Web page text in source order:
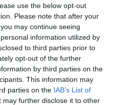
use the below opt-out
Please note that after your
may continue seeing
information utilized by
to third parties prior to
opt-out of the further
by third parties on the
This information may
parties on the IAB’s List of
may further disclose it to other